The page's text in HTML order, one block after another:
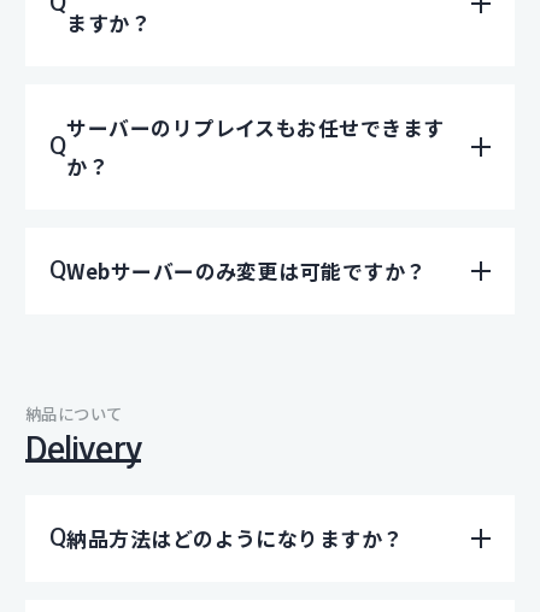
ますか？
サーバーのリプレイスもお任せできます
か？
Webサーバーのみ変更は可能ですか？
納品について
Delivery
納品方法はどのようになりますか？